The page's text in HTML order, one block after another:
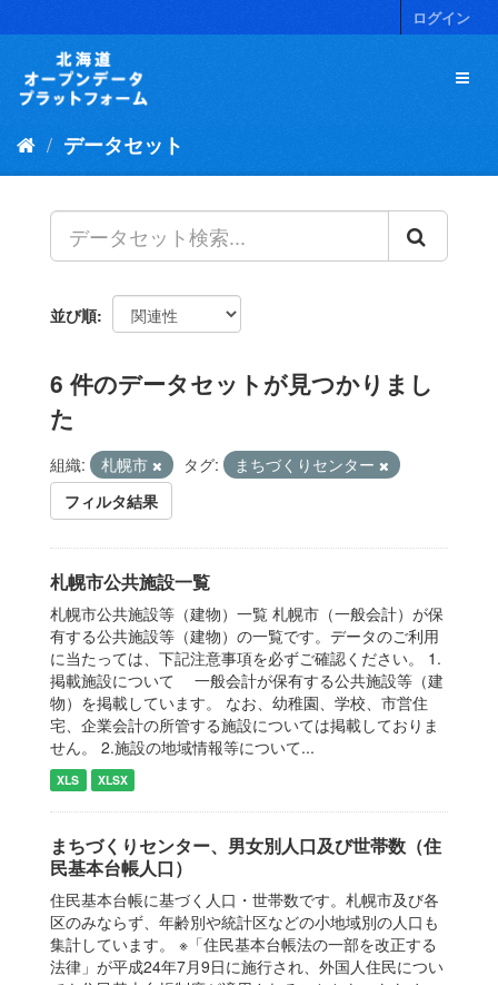
キ
ログイン
データセット
並び順
6 件のデータセットが見つかりまし
た
組織: 札幌市 タグ:
まちづくりセンター
フィルタ結果
札幌市公共施設一覧
札幌市公共施設等（建物）一覧 札幌市（一般会計）が保
有する公共施設等（建物）の一覧です。データのご利用
に当たっては、下記注意事項を必ずご確認ください。 1.
掲載施設について 一般会計が保有する公共施設等（建
物）を掲載しています。 なお、幼稚園、学校、市営住
宅、企業会計の所管する施設については掲載しておりま
せん。 2.施設の地域情報等について...
XLS XLSX
まちづくりセンター、男女別人口及び世帯数（住
民基本台帳人口）
住民基本台帳に基づく人口・世帯数です。札幌市及び各
区のみならず、年齢別や統計区などの小地域別の人口も
集計しています。 ※「住民基本台帳法の一部を改正する
法律」が平成24年7月9日に施行され、外国人住民につい